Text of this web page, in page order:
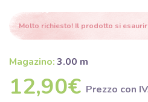
Molto richiesto! Il prodotto si
Magazino:3.00 m
12,90€ Prezzo con